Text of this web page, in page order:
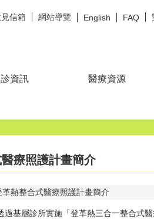
信箱 網站導覽 English FAQ
資訊 醫療資源
療照護計畫簡介
革熱整合式醫療照護計畫簡介
過基層診所實施「登革熱三合一整合式